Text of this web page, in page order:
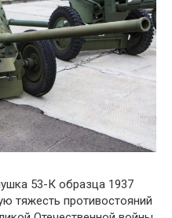
53-К образца 1937
тяжесть противостояний